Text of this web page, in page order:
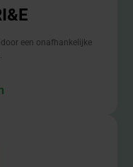
een onafhankelijke